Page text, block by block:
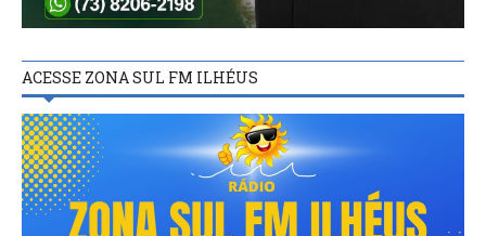
ACESSE ZONA SUL FM ILHÉUS